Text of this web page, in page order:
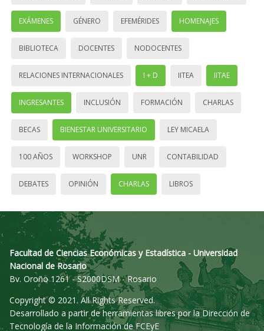
EXÁMENES GÉNERO EFEMÉRIDES HOMENAJES
BIBLIOTECA DOCENTES NODOCENTES
RELACIONES INTERNACIONALES I + D IITEA IITAE
INGRESANTES INCLUSIÓN FORMACIÓN CHARLAS
BECAS BIENESTAR UNIVERSITARIO LEY MICAELA
100 AÑOS WORKSHOP UNR CONTABILIDAD
DEBATES OPINIÓN CHARLAS LIBROS
Facultad de Ciencias Económicas y Estadística - Universidad
Nacional de Rosario
Bv. Oroño 1261 - S2000DSM - Rosario
Copyright © 2021. All Rights Reserved.
Desarrollado a partir de herramientas libres por la Dirección de
Tecnología de la Información de FCEyE